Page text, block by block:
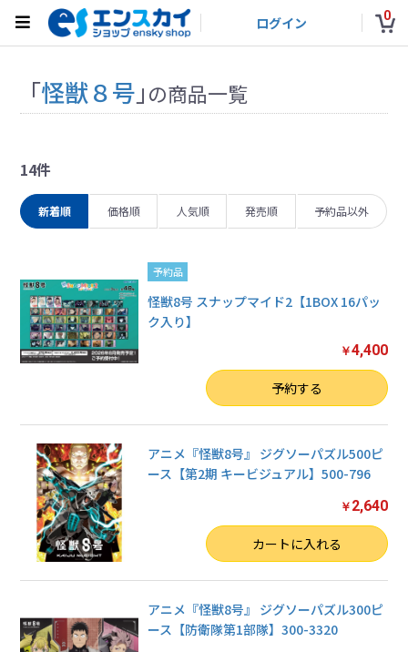
ログイン 0
「怪獣８号 」の商品一覧
14件
新着順 価格順 人気順 発売順 予約品以外
予約品
怪獣8号 スナップマイド2【1BOX 16パッ
ク入り】
￥4,400
予約する
アニメ『怪獣8号』 ジグソーパズル500ピ
ース【第2期 キービジュアル】500-796
￥ 2,640
カートに入れる
アニメ『怪獣8号』 ジグソーパズル300ピ
ース【防衛隊第1部隊】300-3320